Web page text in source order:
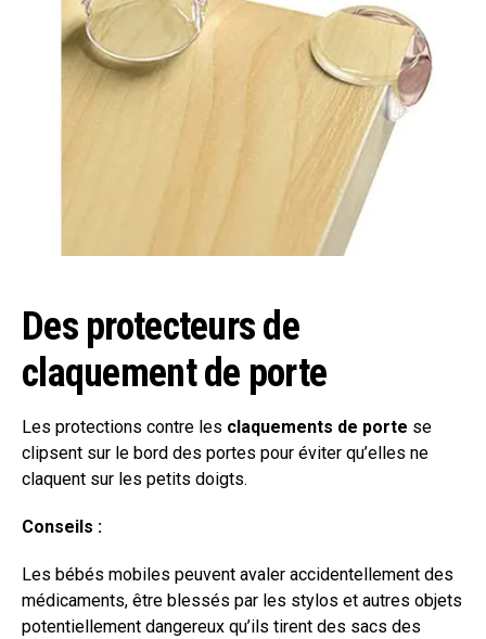
Des protecteurs de
claquement de porte
Les protections contre les claquements de porte se
clipsent sur le bord des portes pour éviter qu’elles ne
claquent sur les petits doigts.
Conseils :
Les bébés mobiles peuvent avaler accidentellement des
médicaments, être blessés par les stylos et autres objets
potentiellement dangereux qu’ils tirent des sacs des